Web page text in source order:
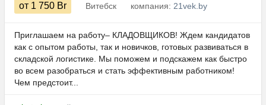
от 1 750 Br Витебск компания: 21vek.by
Приглашаем на работу– КЛАДОВЩИКОВ! Ждем кандидатов
как с опытом работы, так и новичков, готовых развиваться в
складской логистике. Мы поможем и подскажем как быстро
во всем разобраться и стать эффективным работником!
Чем предстоит...